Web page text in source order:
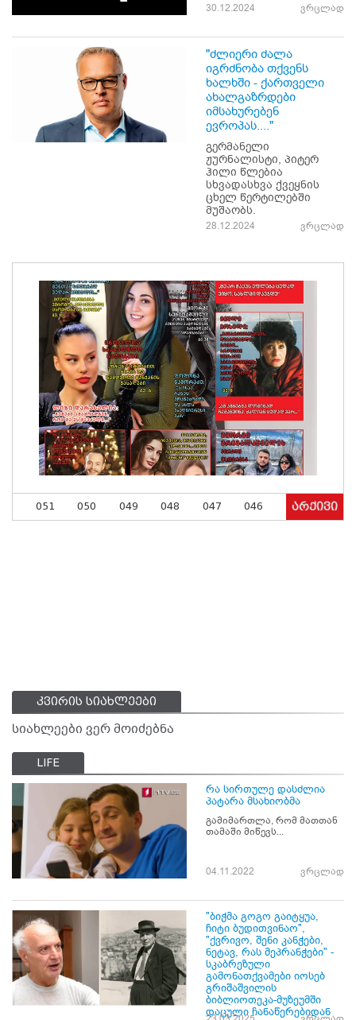
30.12.2024 ვრცლად
"ძლიერი ძალა
იგრძნობა თქვენს
ხალხში - ქართველი
ახალგაზრდები
იმსახურებენ
ევროპას...."
გერმანელი
ჟურნალისტი, პიტერ
ჰილი წლებია
სხვადასხვა ქვეყნის
ცხელ წერტილებში
მუშაობს.
28.12.2024 ვრცლად
051 050 049 048 047 046 არქივი
კვირის სიახლეები
სიახლეები ვერ მოიძებნა
LIFE
რა სირთულე დასძლია
პატარა მსახიობმა
გამიმართლა, რომ მათთან
თამაში მიწევს...
04.11.2022 ვრცლად
"ბიჭმა გოგო გაიტყუა,
ჩიტი ბუდითვინაო",
"ქვრივო, შენი კანჭები,
ნეტავ, რას მეპრანჭები" -
სკაბრეზული
გამონათქვამები იოსებ
გრიშაშვილის
ბიბლიოთეკა-მუზეუმში
დაცული ჩანაწერებიდან